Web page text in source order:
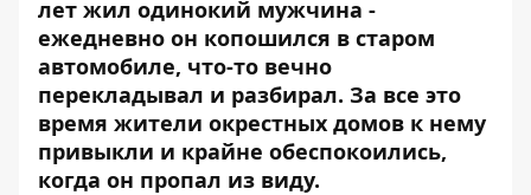
лет жил одинокий мужчина -
ежедневно он копошился в старом
автомобиле, что-то вечно
перекладывал и разбирал. За все это
время жители окрестных домов к нему
привыкли и крайне обеспокоились,
когда он пропал из виду.